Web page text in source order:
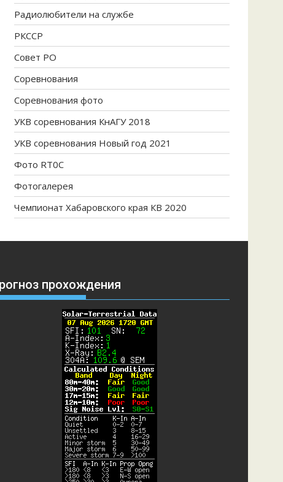
Радиолюбители на службе
РКССР
Совет РО
Соревнования
Соревнования фото
УКВ соревнования КнАГУ 2018
УКВ соревнования Новый год 2021
Фото RT0C
Фотогалерея
Чемпионат Хабаровского края КВ 2020
прохождения